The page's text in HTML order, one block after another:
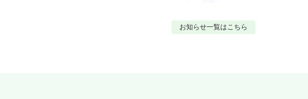
お知らせ一覧はこちら